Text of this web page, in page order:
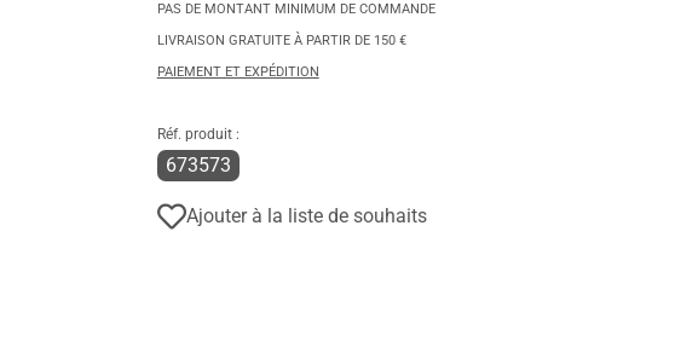
PAS DE MONTANT MINIMUM DE COMMANDE
LIVRAISON GRATUITE À PARTIR DE 150 €
PAIEMENT ET EXPÉDITION
Réf. produit :
673573
Ajouter à la liste de souhaits